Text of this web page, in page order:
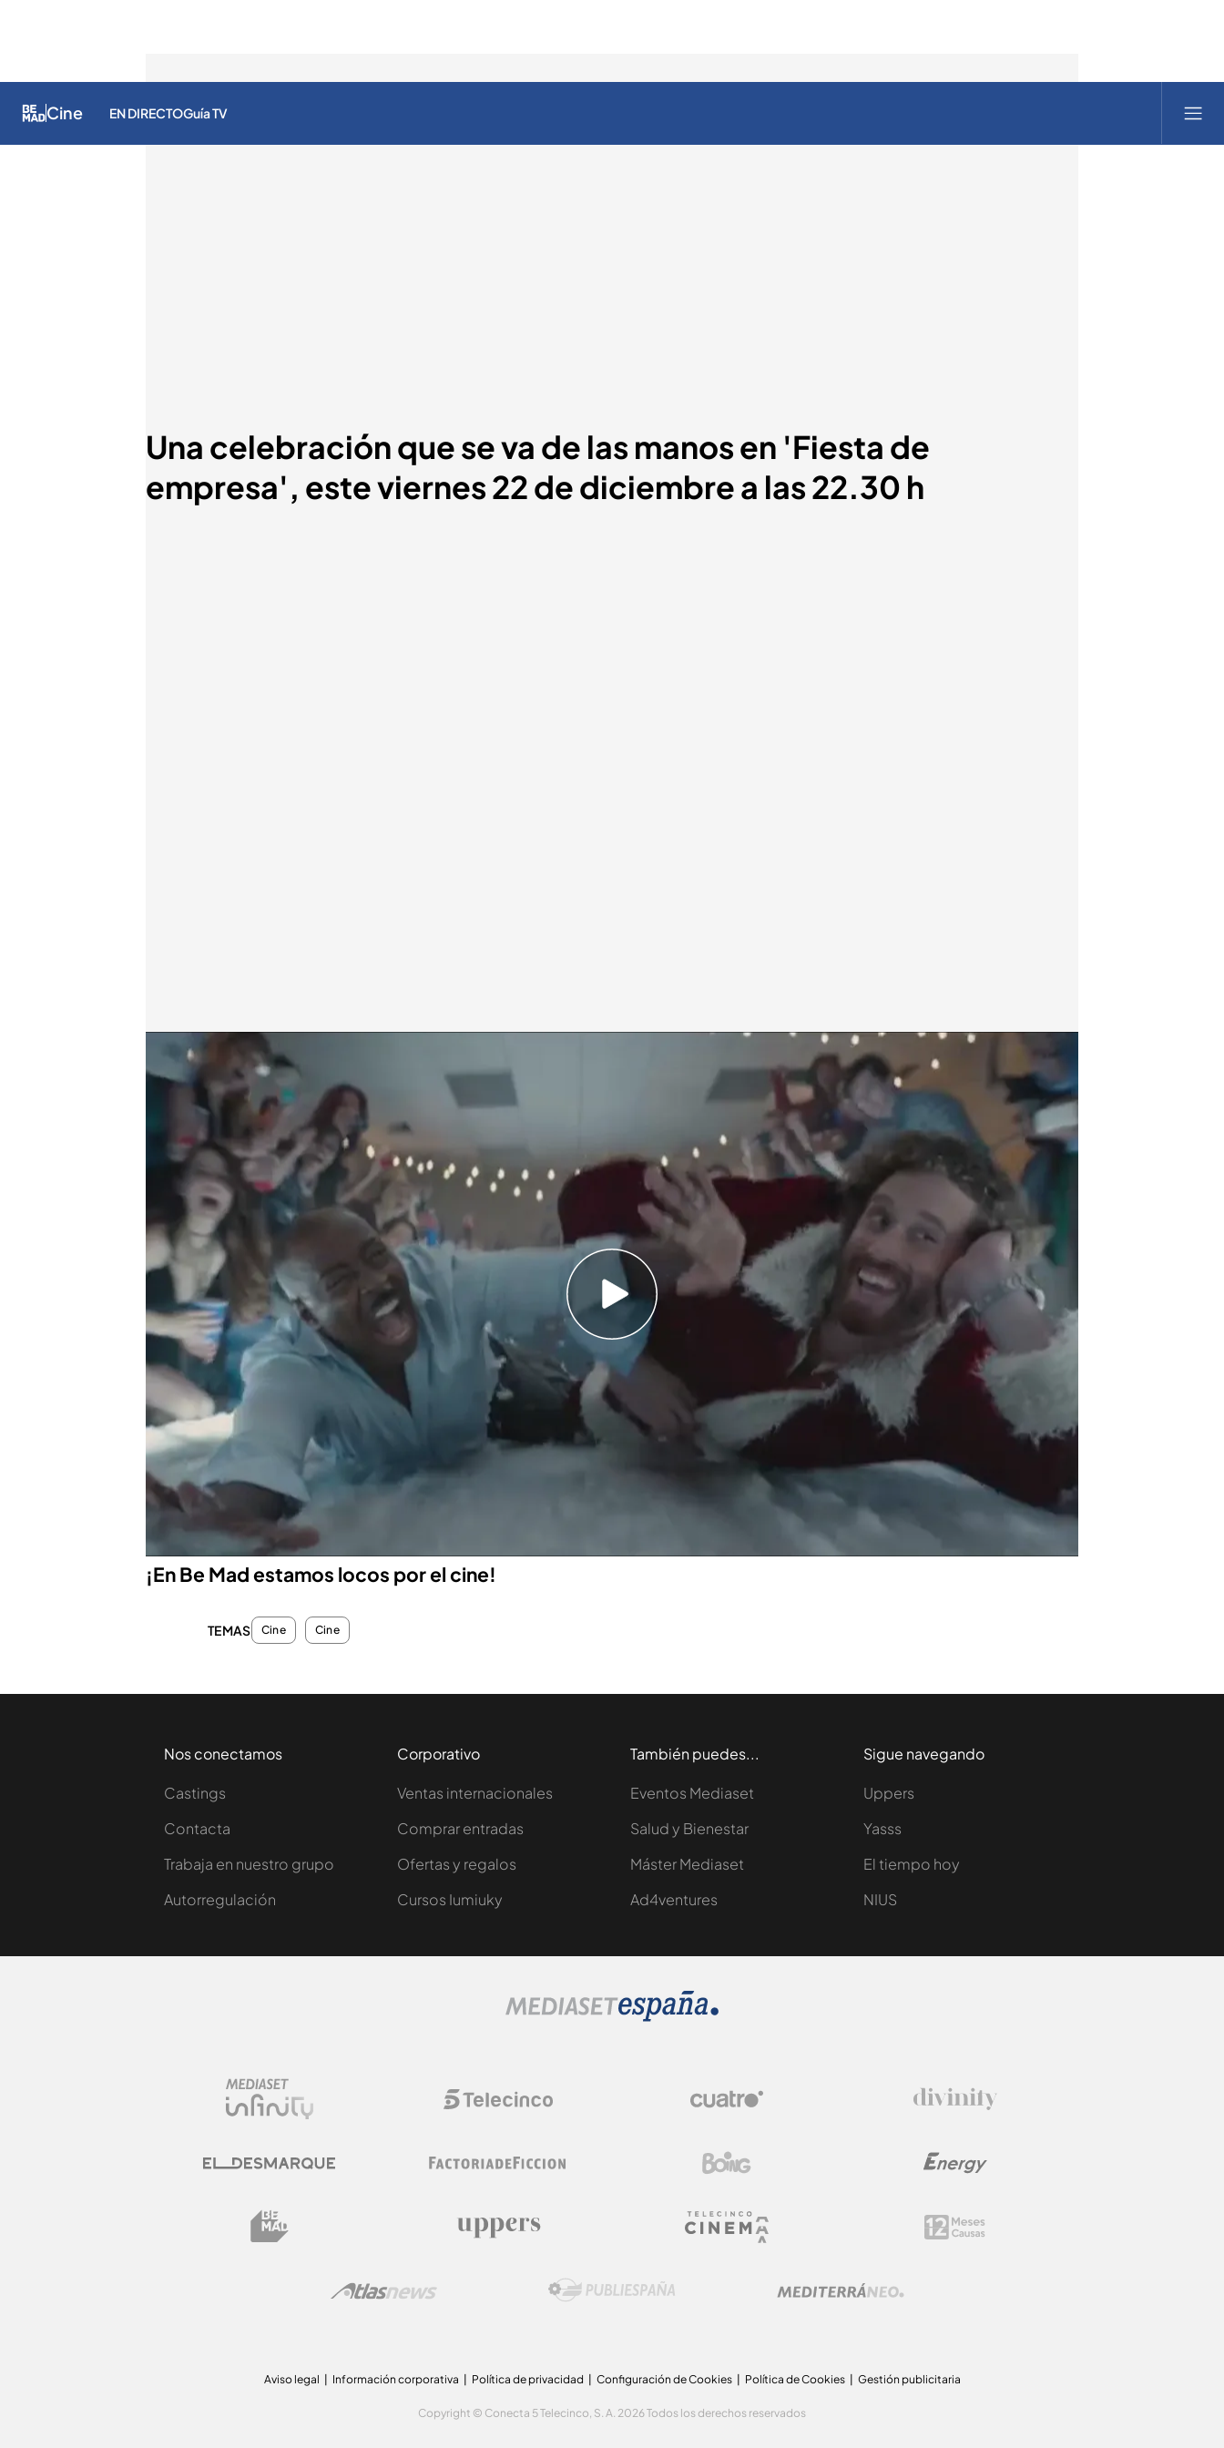
Cine EN DIRECTOGuía TV
Una celebración que se va de las manos en 'Fiesta de
empresa', este viernes 22 de diciembre a las 22.30 h
'Fiesta de empresa'
bemad.es
20 DIC 2023 - 21:29h.
Protagonizada por Jennifer Aniston, Jason Bateman y Olivia Munn
Dirigida por Will Speck y Josh Gordon
¡En Be Mad estamos locos por el cine!
Compartir
¿Qué pasa cuando la fiesta de empresa se va de control? Descúbrelo con
esta comedia
este viernes 22 de diciembre a las 22.00 h. en Be Mad.
Sinopsis
Jennifer Aniston es la jefa de una gran empresa pero vive un conflicto
familiar: el área dirigida por su hermano no funciona y tendrá que cerrarla.
Para evitarlo, a su hermano se le ocurre organizar una fiesta de tal magnitud
que impresione a un cliente y así evitar su cierre.
¡En Be Mad estamos locos por el cine!
TEMAS Cine Cine
Nos conectamos
Castings
Contacta
Trabaja en nuestro grupo
Autorregulación
Corporativo
Ventas internacionales
Comprar entradas
Ofertas y regalos
Cursos Iumiuky
También puedes...
Eventos Mediaset
Salud y Bienestar
Máster Mediaset
Ad4ventures
Sigue navegando
Uppers
Yasss
El tiempo hoy
NIUS
Aviso legal Información corporativa Política de privacidad Configuración de Cookies Política de Cookies Gestión publicitaria
Copyright © Conecta 5 Telecinco, S. A. 2026 Todos los derechos reservados